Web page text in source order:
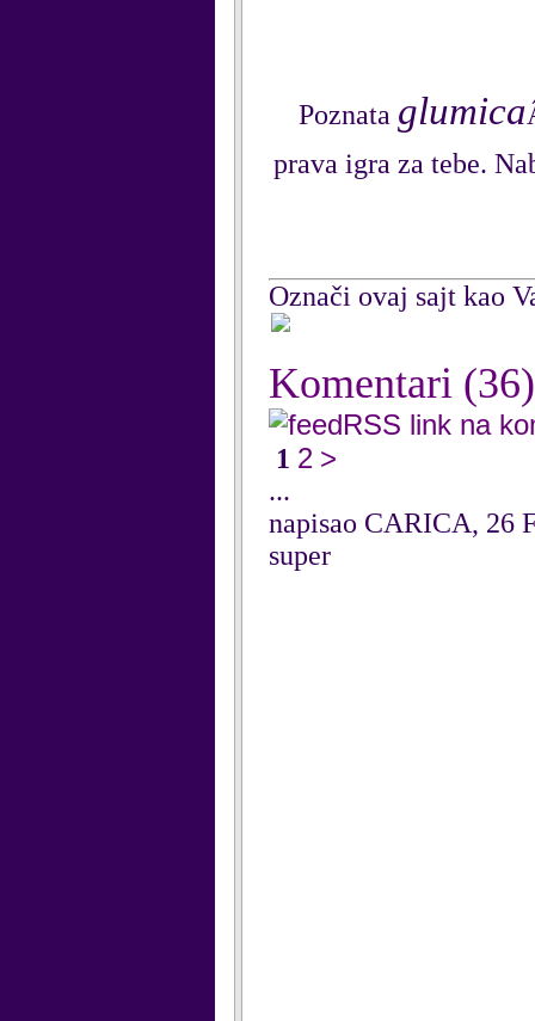
Poznata glumica
prava igra za tebe.
Označi ovaj sajt kao
Komentari (36)
RSS link na
1 2 >
...
napisao CARICA, 26
super